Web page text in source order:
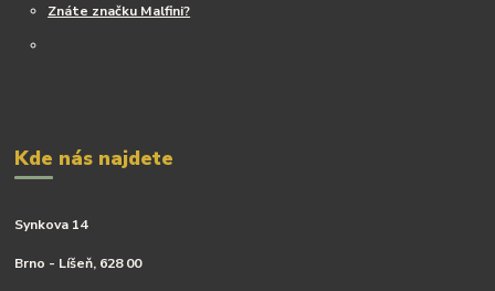
Znáte značku Malfini?
Kde nás najdete
Synkova 14
Brno - Líšeň, 628 00